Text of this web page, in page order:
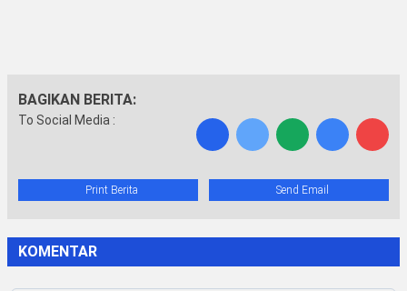
BAGIKAN BERITA:
To Social Media :
Print Berita Send Email
KOMENTAR